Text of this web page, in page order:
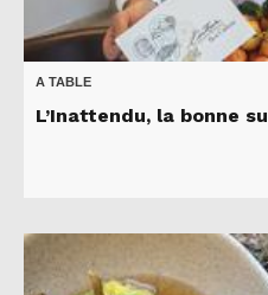
A TABLE
L’Inattendu, la bonne